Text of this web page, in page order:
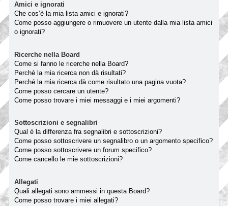
Amici e ignorati
Che cos’è la mia lista amici e ignorati?
Come posso aggiungere o rimuovere un utente dalla mia lista amici
o ignorati?
Ricerche nella Board
Come si fanno le ricerche nella Board?
Perché la mia ricerca non dà risultati?
Perché la mia ricerca dà come risultato una pagina vuota?
Come posso cercare un utente?
Come posso trovare i miei messaggi e i miei argomenti?
Sottoscrizioni e segnalibri
Qual è la differenza fra segnalibri e sottoscrizioni?
Come posso sottoscrivere un segnalibro o un argomento specifico?
Come posso sottoscrivere un forum specifico?
Come cancello le mie sottoscrizioni?
Allegati
Quali allegati sono ammessi in questa Board?
Come posso trovare i miei allegati?